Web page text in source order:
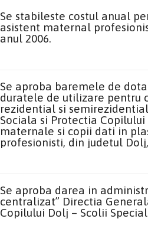
Se stabileste costul anual
asistent maternal
anul 2006.
Se aproba baremele de
duratele de utilizare pentru
rezidential si
Sociala si Protectia
maternale si copii dati in
profesionisti, din judetul
Se aproba darea in
centralizat” Directia
Copilului Dolj – Scolii